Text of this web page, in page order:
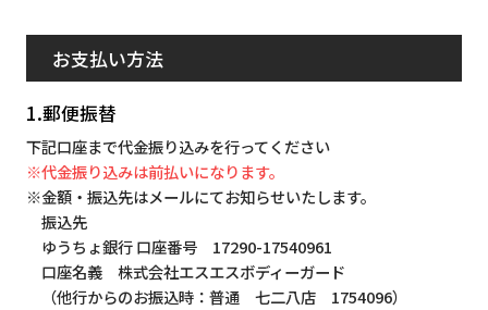
お支払い方法
1.郵便振替
下記口座まで代金振り込みを行ってください
※代金振り込みは前払いになります。
※金額・振込先はメールにてお知らせいたします。
振込先
ゆうちょ銀行 口座番号 17290-17540961
口座名義 株式会社エスエスボディーガード
（他行からのお振込時：普通 七二八店 1754096）